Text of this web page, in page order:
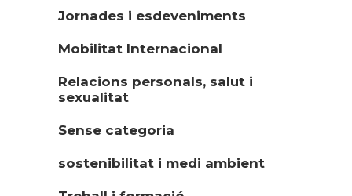
Jornades i esdeveniments
Mobilitat Internacional
Relacions personals, salut i
sexualitat
Sense categoria
sostenibilitat i medi ambient